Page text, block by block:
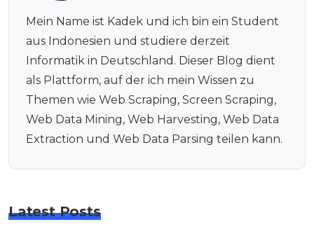
Mein Name ist Kadek und ich bin ein Student
aus Indonesien und studiere derzeit
Informatik in Deutschland. Dieser Blog dient
als Plattform, auf der ich mein Wissen zu
Themen wie Web Scraping, Screen Scraping,
Web Data Mining, Web Harvesting, Web Data
Extraction und Web Data Parsing teilen kann.
Latest Posts